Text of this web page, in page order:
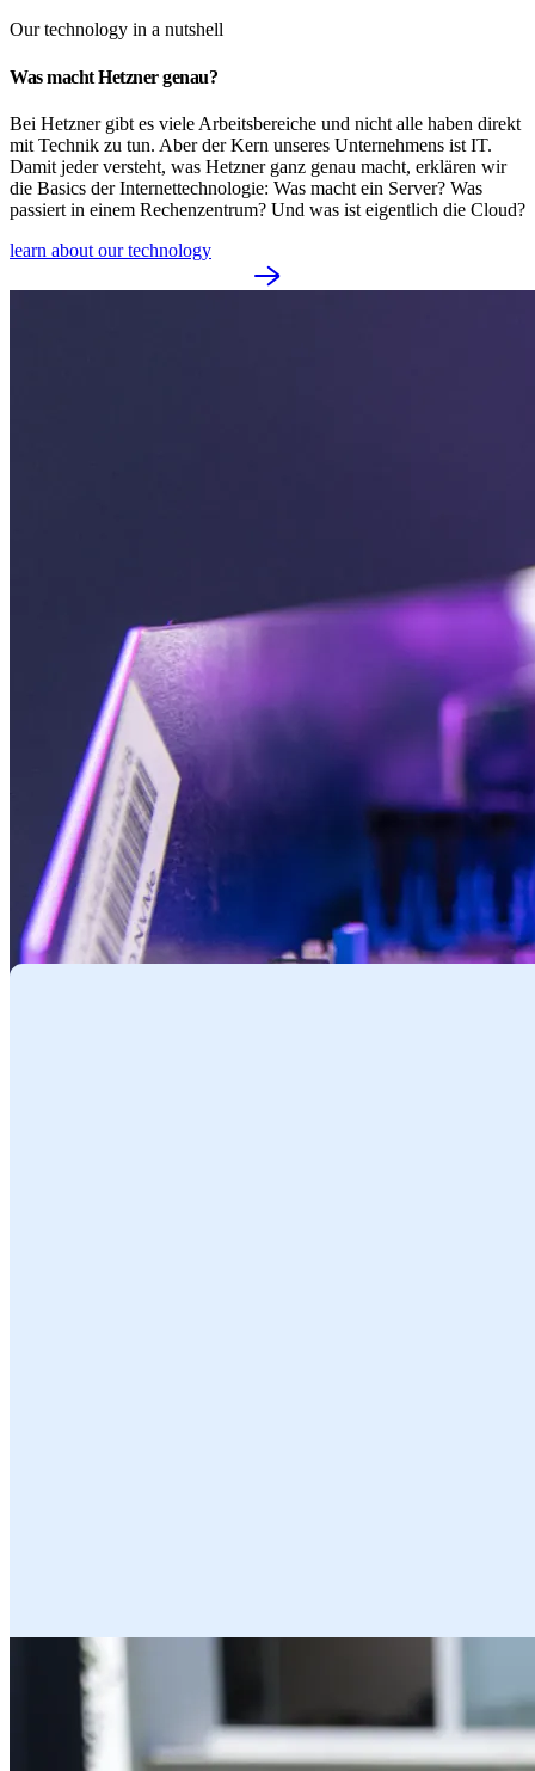
Our technology in a nutshell
Was macht Hetzner genau?
Bei Hetzner gibt es viele Arbeitsbereiche und nicht alle haben direkt
mit Technik zu tun. Aber der Kern unseres Unternehmens ist IT.
Damit jeder versteht, was Hetzner ganz genau macht, erklären wir
die Basics der Internettechnologie: Was macht ein Server? Was
passiert in einem Rechenzentrum? Und was ist eigentlich die Cloud?
learn about our technology